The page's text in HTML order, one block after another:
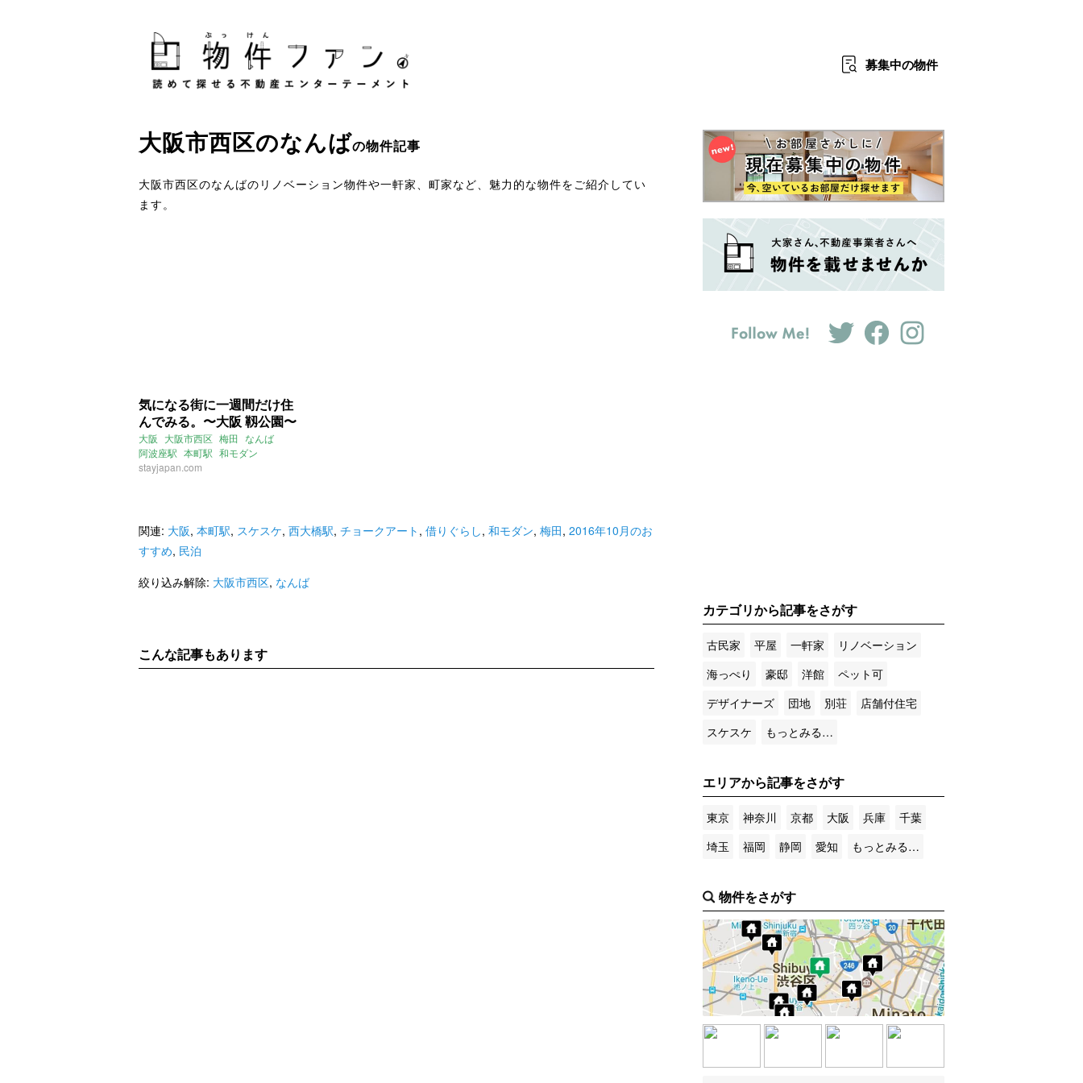
募集中の物件
大阪市西区のなんばの物件記事
大阪市西区のなんばのリノベーション物件や一軒家、町家など、魅力的な物件をご紹介してい
ます。
気になる街に一週間だけ住
んでみる。〜大阪 靱公園〜
大阪 大阪市西区 梅田 なんば
阿波座駅 本町駅 和モダン
チョークアート
stayjapan.com
関連: 大阪, 本町駅, スケスケ, 西大橋駅, チョークアート , 借りぐらし, 和モダン, 梅田, 2016年10月のお
すすめ, 民泊
絞り込み解除: 大阪市西区, なんば
こんな記事もあります
カテゴリから記事をさがす
古民家 平屋 一軒家
リノベーション
海っぺり
豪邸 洋館
ペット可
デザイナーズ
団地 別荘
店舗付住宅
スケスケ
もっとみる…
エリアから記事をさがす
東京 神奈川 京都 大阪 兵庫
千葉
埼玉
福岡 静岡 愛知 もっとみる…
物件をさがす